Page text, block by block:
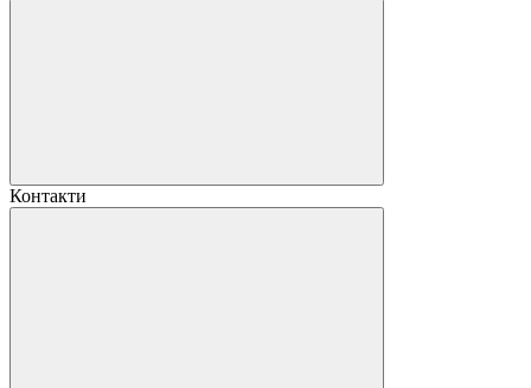
Контакти